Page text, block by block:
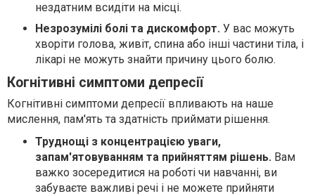
нездатним всидіти на місці.
Незрозумілі болі та дискомфорт. У вас можуть
хворіти голова, живіт, спина або інші частини тіла, і
лікарі не можуть знайти причину цього болю.
Когнітивні симптоми депресії
Когнітивні симптоми депресії впливають на наше
мислення, пам'ять та здатність приймати рішення.
Труднощі з концентрацією уваги,
запам'ятовуванням та прийняттям рішень. Вам
важко зосередитися на роботі чи навчанні, ви
забуваєте важливі речі і не можете прийняти